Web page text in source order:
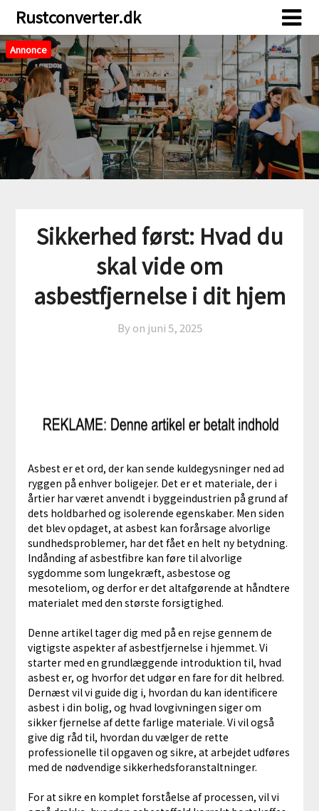
Skip
content
Skip
content
Rustconverter.dk
Annonce
Sikkerhed først: Hvad du
skal vide om
asbestfjernelse i dit hjem
By on juni 5, 2025
Asbest er et ord, der kan sende kuldegysninger ned ad
ryggen på enhver boligejer. Det er et materiale, der i
årtier har været anvendt i byggeindustrien på grund af
dets holdbarhed og isolerende egenskaber. Men siden
det blev opdaget, at asbest kan forårsage alvorlige
sundhedsproblemer, har det fået en helt ny betydning.
Indånding af asbestfibre kan føre til alvorlige
sygdomme som lungekræft, asbestose og
mesoteliom, og derfor er det altafgørende at håndtere
materialet med den største forsigtighed.
Denne artikel tager dig med på en rejse gennem de
vigtigste aspekter af asbestfjernelse i hjemmet. Vi
starter med en grundlæggende introduktion til, hvad
asbest er, og hvorfor det udgør en fare for dit helbred.
Dernæst vil vi guide dig i, hvordan du kan identificere
asbest i din bolig, og hvad lovgivningen siger om
sikker fjernelse af dette farlige materiale. Vi vil også
give dig råd til, hvordan du vælger de rette
professionelle til opgaven og sikre, at arbejdet udføres
med de nødvendige sikkerhedsforanstaltninger.
For at sikre en komplet forståelse af processen, vil vi